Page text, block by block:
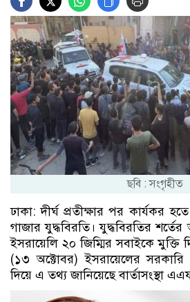
ছবি : সংগৃহীত
ঢাকা: দীর্ঘ প্রতীক্ষার পর কার্যকর
গাজার যুদ্ধবিরতি। যুদ্ধবিরতির
ইসরায়েলি ২০ জিম্মির সবাইকে মুক্তি
(১৩ অক্টোবর) ইসরায়েলের সরকারি
দিয়ে এ তথ্য জানিয়েছে বার্তাসংস্থা